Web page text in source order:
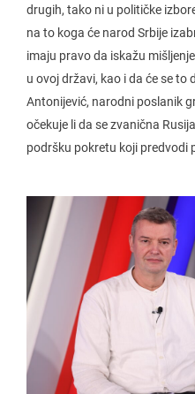
drugih, tako ni u političke
na to koga će narod Srbije
imaju pravo da iskažu
u ovoj državi, kao i da će se to
Antonijević, narodni poslanik
očekuje li da se zvanična
podršku pokretu koji predvodi